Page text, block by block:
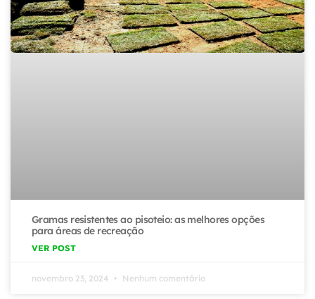
Gramas resistentes ao pisoteio: as melhores opções
para áreas de recreação
VER POST
novembro 23, 2024 Nenhum comentário